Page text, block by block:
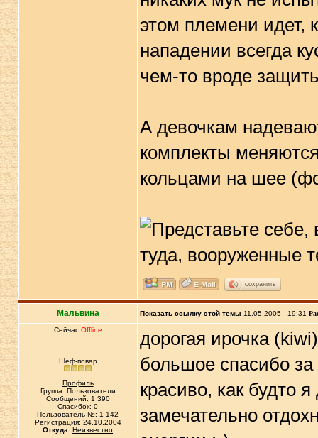
этом племени идет,
нападении всегда
чем-то вроде
А девочкам
комплекты
кольцами на шее
сохранить
Мальвина Показать ссылку этой темы 11.05.2005 - 19:31
Сейчас Offline
Шеф-повар
Профиль
Группа: Пользователи
Сообщений: 1 390
Спасибок: 0
Пользователь №: 1 142
Регистрация: 24.10.2004
Откуда: Неизвестно
дорогая ирочка (kiwi)
большое спасибо за
красиво, как будто
замечательно